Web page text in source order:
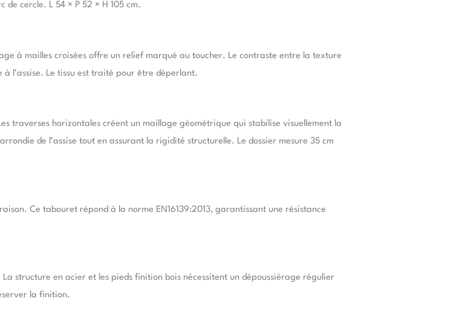
cercle. L 54 × P 52 × H 105 cm.
à mailles croisées offre un relief marqué au toucher. Le contraste entre la texture
l’assise. Le tissu est traité pour être déperlant.
traverses horizontales créent un maillage géométrique qui stabilise visuellement la
de l’assise tout en assurant la rigidité structurelle. Le dossier mesure 35 cm
Ce tabouret répond à la norme EN16139:2013, garantissant une résistance
structure en acier et les pieds finition bois nécessitent un dépoussiérage régulier
la finition.